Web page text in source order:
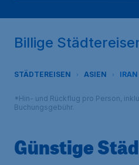
Billige
STÄDTEREISEN ASIEN IRAN
*Hin- und Rückflug pro Person,
Buchungsgebühr.
Günstige